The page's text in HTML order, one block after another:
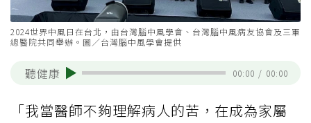
2024世界中風日在台北，由台灣腦中風學會、台灣腦中風病友協會及三軍
總醫院共同舉辦。圖／台灣腦中風學會提供
聽健康 00:00 / 00:00
「我當醫師不夠理解病人的苦，在成為家屬